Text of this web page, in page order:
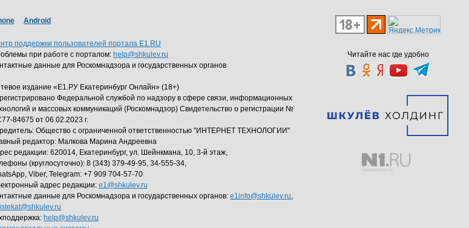
Читайте нас где удобно
Android
поддержки пользователей портала E1.RU
при работе с порталом: help@shkulev.ru
данные для Роскомнадзора и государственных органов
издание «Е1.РУ Екатеринбург Онлайн» (18+)
Федеральной службой по надзору в сфере связи, информационных
и массовых коммуникаций (Роскомнадзор) Свидетельство о регистрации №
84675 от 06.02.2023 г.
Общество с ограниченной ответственностью "ИНТЕРНЕТ ТЕХНОЛОГИИ"
редактор: Малкова Марина Андреевна
редакции: 620014, Екатеринбург, ул. Шейнкмана, 10, 3-й этаж,
(круглосуточно): 8 (343) 379-49-95, 34-555-34,
Viber, Telegram: +7 909 704-57-70
адрес редакции: e1@shkulev.ru
данные для Роскомнадзора и государственных органов: e1info@shkulev.ru,
help@shkulev.ru